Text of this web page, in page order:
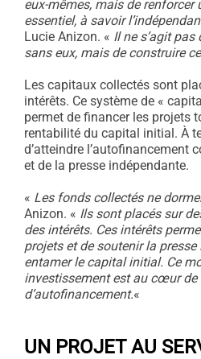
eux-mêmes, mais de
essentiel, à savoir
Lucie Anizon. « Il ne s’agit
sans eux, mais de construire
Les capitaux collectés sont
intérêts. Ce système de «
permet de financer les projets
rentabilité du capital initial. À
d’atteindre l’autofinancement
et de la presse indépendante.
« Les fonds collectés ne
Anizon. « Ils sont placés sur
des intérêts. Ces intérêts
projets et de soutenir la
entamer le capital initial. Ce
investissement est au cœur de
d’autofinancement.«
UN PROJET AU